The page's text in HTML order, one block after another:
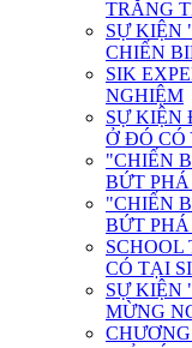
TRĂNG
SỰ KIỆN
CHIẾN
SIK
NGHIỆM
SỰ KIỆN
Ở ĐÓ CÓ
"CHIẾN
BỨT
"CHIẾN
BỨT
SCHOOL
CÓ TẠI
SỰ KIỆN
MỪNG